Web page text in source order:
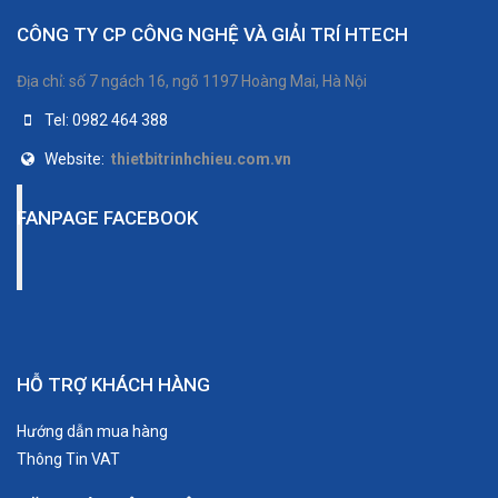
CÔNG TY CP CÔNG NGHỆ VÀ GIẢI TRÍ HTECH
Địa chỉ: số 7 ngách 16, ngõ 1197 Hoàng Mai, Hà Nội
Tel: 0982 464 388
Website: thietbitrinhchieu.com.vn
FANPAGE FACEBOOK
HỖ TRỢ KHÁCH HÀNG
Hướng dẫn mua hàng
Thông Tin VAT